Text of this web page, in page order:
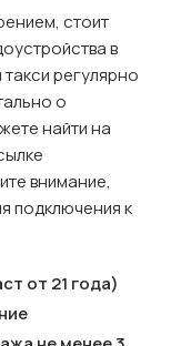
стоит
в
регулярно
о
найти на
внимание,
подключения к
от 21 года)